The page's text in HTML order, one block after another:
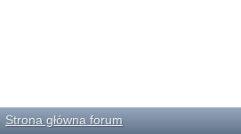
Strona główna forum